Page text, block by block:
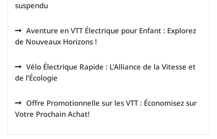
suspendu
Aventure en VTT Électrique pour Enfant : Explorez
de Nouveaux Horizons !
Vélo Électrique Rapide : L’Alliance de la Vitesse et
de l’Écologie
Offre Promotionnelle sur les VTT : Économisez sur
Votre Prochain Achat!